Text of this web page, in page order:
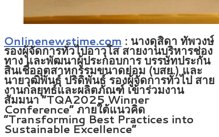
Onlinenewstime.com : นางดุสิดา ทัพวงษ์
รองผู้จัดการทั่วไปอาวุโส สายงานบริหารช่อง
ทาง และพัฒนาผู้ประกอบการ บรรษัทประกัน
สินเชื่ออุตสาหกรรมขนาดย่อม (บสย.) และ
นายวุฒิพันธุ์ ปริดิพันธ์ รองผู้จัดการทั่วไป สาย
งานกลยุทธ์และผลิตภัณฑ์ เข้าร่วมงาน
สัมมนา “TQA2025 Winner
Conference” ภายใต้แนวคิด
“Transforming Best Practices into
Sustainable Excellence”